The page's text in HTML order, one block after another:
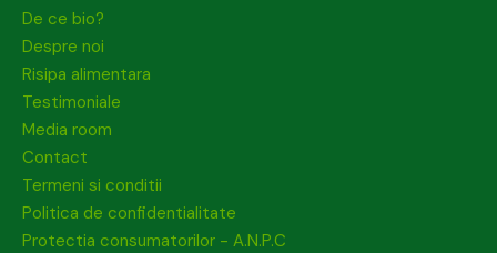
De ce bio?
Despre noi
Risipa alimentara
Testimoniale
Media room
Contact
Termeni si conditii
Politica de confidentialitate
Protectia consumatorilor - A.N.P.C